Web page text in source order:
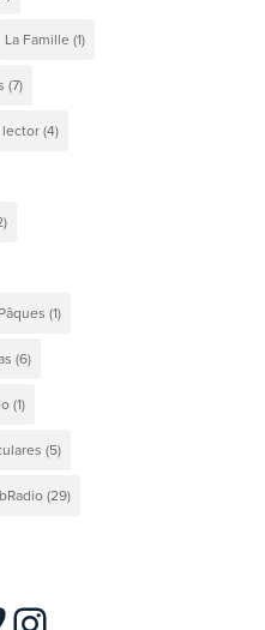
La Famille (1)
(7)
lector(4)
Pâques (1)
(6)
(1)
(5)
(29)